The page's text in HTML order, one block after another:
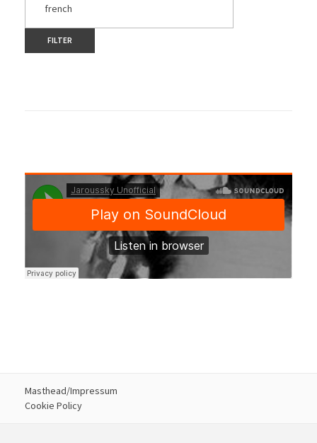
Masthead/Impressum
Cookie Policy